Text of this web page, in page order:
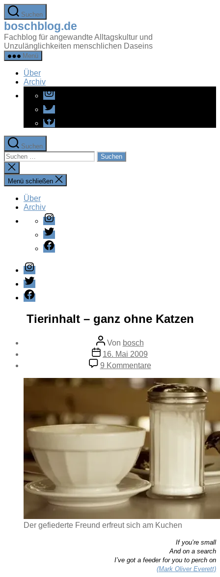
Zum
Inhalt
springen
Suchen
boschblog.de
Fachblog für angewandte Alltagskultur und
Unzulänglichkeiten menschlichen Daseins
Menü
Über
Archiv
Instagram
Twitter
Facebook
Suchen
Suchen
nach:
Suche
schließen
Menü schließen
Über
Archiv
Instagram
Twitter
Facebook
Instagram
Twitter
Facebook
Kategorien
FeuilletonTierinhalt – ganz ohne Katzen
Beitragsautor
Von bosch
Veröffentlichungsdatum
16. Mai 2009
9 Kommentarezu
Tierinhalt
–
ganz
ohne
Katzen
Der gefiederte Freund erfreut sich am Kuchen
If you’re small
And on a search
I’ve got a feeder for you to perch on
(Mark Oliver Everett)